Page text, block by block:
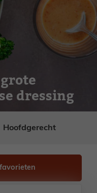
dressing
Hoofdgerecht